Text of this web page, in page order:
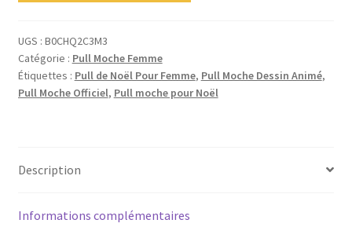
UGS : B0CHQ2C3M3
Catégorie : Pull Moche Femme
Étiquettes : Pull de Noël Pour Femme, Pull Moche Dessin Animé,
Pull Moche Officiel, Pull moche pour Noël
Description
Informations complémentaires